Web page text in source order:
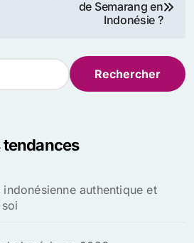
de Semarang en
Indonésie ?
tendances
authentique et